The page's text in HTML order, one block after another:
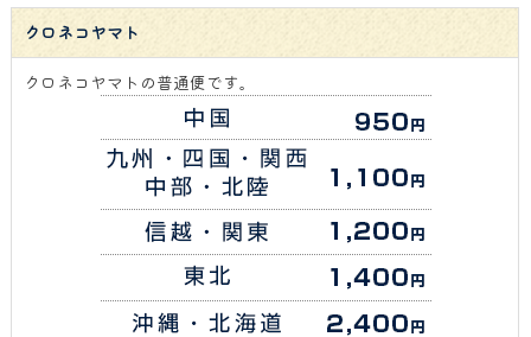
クロネコヤマト
クロネコヤマトの普通便です。